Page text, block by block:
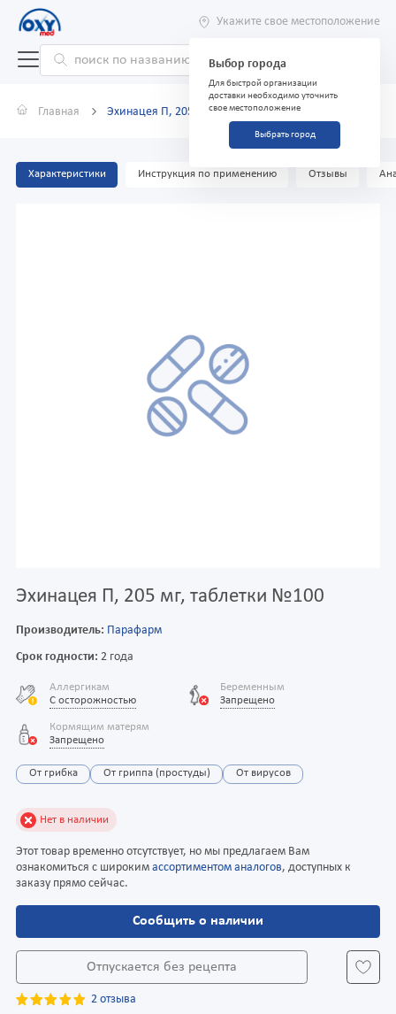
Укажите свое местоположение
Выбор города
Для быстрой организации
доставки необходимо уточнить
свое местоположение
Выбрать город
Главная Эхинацея П, 205 мг, таблетки №100
Характеристики Инструкция по применению Отзывы
Эхинацея П, 205 мг, таблетки №100
Производитель: Парафарм
Срок годности: 2 года
Аллергикам
С осторожностью
Беременным
Запрещено
Кормящим матерям
Запрещено
От грибка От гриппа (простуды) От вирусов
Нет в наличии
Этот товар временно отсутствует, но мы предлагаем Вам
ознакомиться с широким ассортиментом аналогов, доступных к
заказу прямо сейчас.
Сообщить о наличии
Отпускается без рецепта
2 отзыва